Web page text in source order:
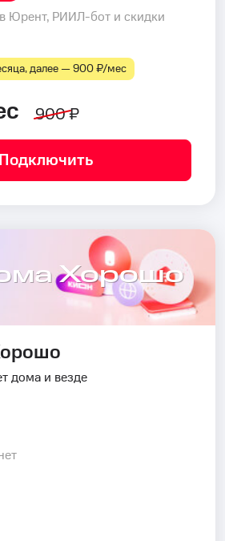
Юрент, РИИЛ-бот и скидки
далее — 900 ₽⁠/⁠мес
900 ₽
Подключить
Хорошо
дома и везде